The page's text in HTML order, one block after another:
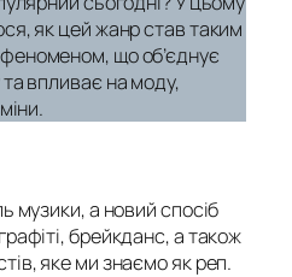
як цей жанр став таким
що об’єднує
впливає на моду,
музики, а новий спосіб
брейкданс, а також
яке ми знаємо як реп.